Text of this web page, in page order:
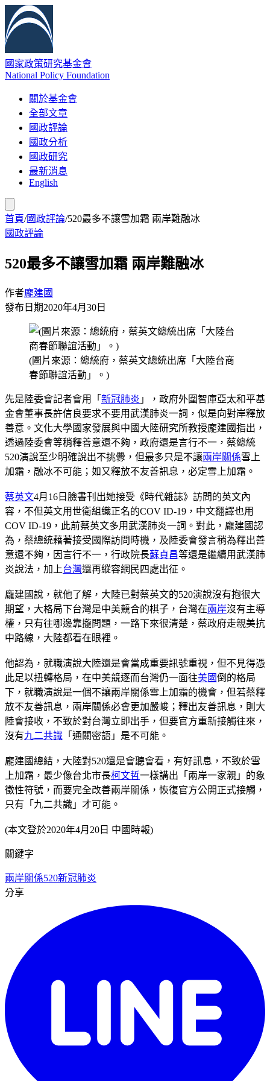
國家政策研究基金會
National Policy Foundation
關於基金會
全部文章
國政評論
國政分析
國政研究
最新消息
English
首頁/國政評論/520最多不讓雪加霜 兩岸難融冰
國政評論
520最多不讓雪加霜 兩岸難融冰
作者龐建國
發布日期2020年4月30日
(圖片來源：總統府，蔡英文總統出席「大陸台商
春節聯誼活動」。)
先是陸委會記者會用「 新冠肺炎 」，政府外圍智庫亞太和平基
金會董事長許信良要求不要用武漢肺炎一詞，似是向對岸釋放
善意。文化大學國家發展與中國大陸研究所教授龐建國指出，
透過陸委會等稍釋善意還不夠，政府還是言行不一，蔡總統
520演說至少明確說出不挑釁，但最多只是不讓兩岸關係雪上
加霜，融冰不可能；如又釋放不友善訊息，必定雪上加霜。
蔡英文4月16日臉書刊出她接受《時代雜誌》訪問的英文內
容，不但英文用世衛組織正名的COV ID-19，中文翻譯也用
COV ID-19，此前蔡英文多用武漢肺炎一詞。對此，龐建國認
為，蔡總統藉著接受國際訪問時機，及陸委會發言稍為釋出善
意還不夠，因言行不一，行政院長蘇貞昌等還是繼續用武漢肺
炎說法，加上台灣還再縱容網民四處出征。
龐建國說，就他了解，大陸已對蔡英文的520演說沒有抱很大
期望，大格局下台灣是中美競合的棋子，台灣在兩岸沒有主導
權，只有往哪邊靠攏問題，一路下來很清楚，蔡政府走親美抗
中路線，大陸都看在眼裡。
他認為，就職演說大陸還是會當成重要訊號重視，但不見得憑
此足以扭轉格局，在中美競逐而台灣仍一面往美國倒的格局
下，就職演說是一個不讓兩岸關係雪上加霜的機會，但若蔡釋
放不友善訊息，兩岸關係必會更加嚴峻；釋出友善訊息，則大
陸會接收，不致於對台灣立即出手，但要官方重新接觸往來，
沒有九二共識 「通關密語」是不可能。
龐建國總結，大陸對520還是會聽會看，有好訊息，不致於雪
上加霜，最少像台北市長柯文哲一樣講出「兩岸一家親」的象
徵性符號，而要完全改善兩岸關係，恢復官方公開正式接觸，
只有「九二共識」才可能。
(本文登於2020年4月20日 中國時報)
關鍵字
兩岸關係520新冠肺炎
分享